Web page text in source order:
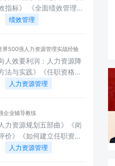
势模型》《人尽其才—
究》《没有执行力就没有
升解决复杂问题的能
向华为学如何做继任计
如何打造良将如潮的干部
学绩效（PBC）管理》
视角下的企业招聘面试实
能：卓有成效的沟通与协
名师好课工作坊》《学徒
》《AI赋能：职场效率的
人效提升三板斧》《担当
》《卓有成效的职业生涯
绩效管理落
绩效管理
界500强人力资源管理实战经验
人效要利润：人力资源降
法与实践》《任职资格体
升》《从“技控”到“人控”：
带教体系》《战略导向
OKR-敏捷目标管理工具》
工作坊》《现代企业的薪
现代企业的人工成本管
人力资源管理
企业辅导教练
力资源规划五部曲》《岗
价》《如何建立任职资格
试之望闻问切》《打造企
人力资源管理